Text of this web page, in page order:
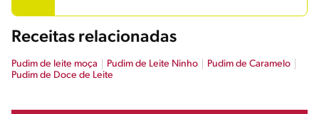
Receitas relacionadas
Pudim de leite moça Pudim de Leite Ninho
Pudim de Caramelo
Pudim de Doce de Leite